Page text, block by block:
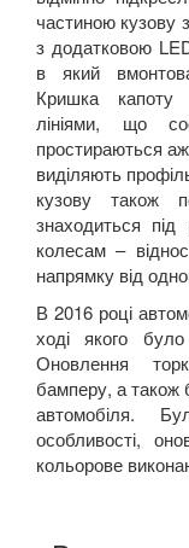
частиною кузову
з додатковою
в який
Кришка капоту
лініями, що
простираються
виділяють
кузову також
знаходиться
колесам –
напрямку від
В 2016 році
ході якого
Оновлення
бамперу, а також
автомобіля.
особливості,
кольорове